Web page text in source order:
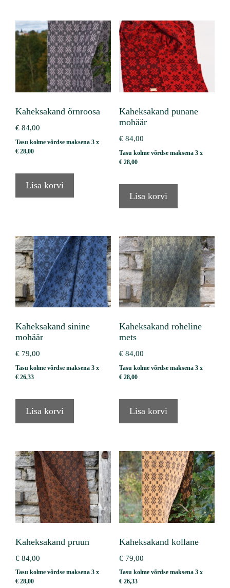
Kaheksakand õrnroosa
€ 84,00
Tasu kolme võrdse maksena 3 x
€ 28,00
Lisa korvi
Kaheksakand punane
mohäär
€84,00
Tasu kolme võrdse maksena 3 x
€28,00
Lisa korvi
Kaheksakand sinine
mohäär
€ 79,00
Tasu kolme võrdse maksena 3 x
€ 26,33
Lisa korvi
Kaheksakand roheline
mets
€84,00
Tasu kolme võrdse maksena 3 x
€28,00
Lisa korvi
Kaheksakand pruun
€ 84,00
Tasu kolme võrdse maksena 3 x
€ 28,00
Kaheksakand kollane
€79,00
Tasu kolme võrdse maksena 3 x
€26,33